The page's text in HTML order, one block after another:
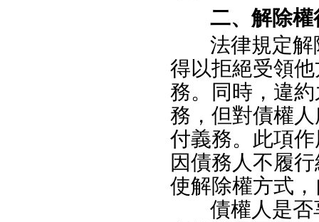
二、解除
法律規定
得以拒絕受領
務。同時，違
務，但對債權
付義務。此項
因債務人不履
使解除權方式
債權人是